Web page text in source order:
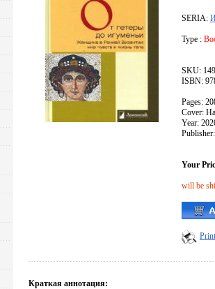
SERIA:
Type :
SKU:
ISBN:
Pages:
Cover:
Year:
Your
will be
Краткая аннотация: